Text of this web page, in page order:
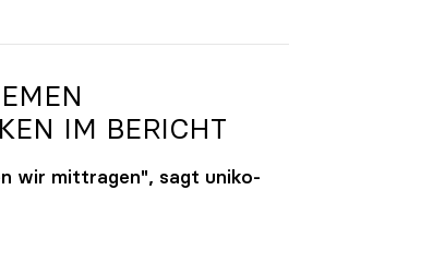
IM BERICHT
wir mittragen", sagt uniko-